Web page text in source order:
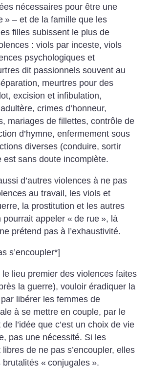
nécessaires pour être une
» – et de la famille que les
filles subissent le plus de
: viols par inceste, viols
psychologiques et
dit passionnels souvent au
meurtres pour des
excision et infibulation,
crimes d’honneur,
mariages de fillettes, contrôle de
d’hymne, enfermement sous
diverses (conduire, sortir
est sans doute incomplète.
d’autres violences à ne pas
au travail, les viols et
la prostitution et les autres
pourrait appeler « de rue », là
prétend pas à l’exhaustivité.
s’encoupler*]
lieu premier des violences faites
la guerre), vouloir éradiquer la
libérer les femmes de
à se mettre en couple, par le
l’idée que c’est un choix de vie
pas une nécessité. Si les
de ne pas s’encoupler, elles
brutalités « conjugales ».